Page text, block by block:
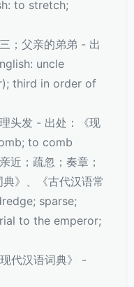
to stretch;
；父亲的弟弟 - 出
uncle
third in order of
头发 - 出处：《现
to comb
近；疏忽；奏章；
》、《古代汉语常
sparse;
to the emperor;
代汉语词典》 -